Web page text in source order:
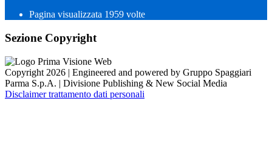
Pagina visualizzata 1959 volte
Sezione Copyright
Copyright 2026 | Engineered and powered by Gruppo Spaggiari
Parma S.p.A. | Divisione Publishing & New Social Media
Disclaimer trattamento dati personali